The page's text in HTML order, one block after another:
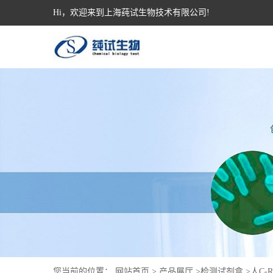
Hi，欢迎来到上海莼试生物技术有限公司!